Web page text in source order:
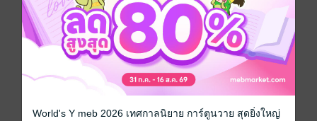
World's Y meb 2026 เทศกาลนิยาย การ์ตูนวาย สุดยิ่งใหญ่